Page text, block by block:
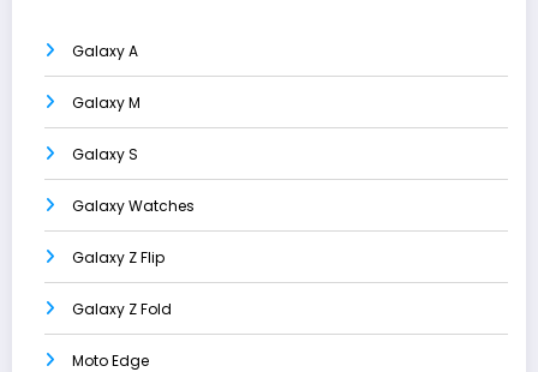
Galaxy A
Galaxy M
Galaxy S
Galaxy Watches
Galaxy Z Flip
Galaxy Z Fold
Moto Edge